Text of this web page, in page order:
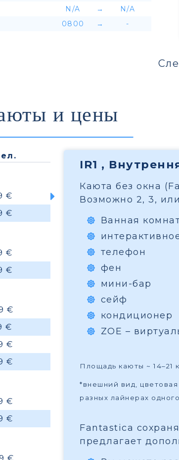
N/A →
N/A
0800 → -
и цены
€
€
€
€
€
€
€
€
€
€
IR1 ,
Каюта без окна
Возможно 2, 3,
Ванная
телефон
фен
мини-бар
сейф
кондиционер
ZOE –
Площадь каюты ~ 14–21
*внешний вид,
разных лайнерах
Fantastica
предлагает